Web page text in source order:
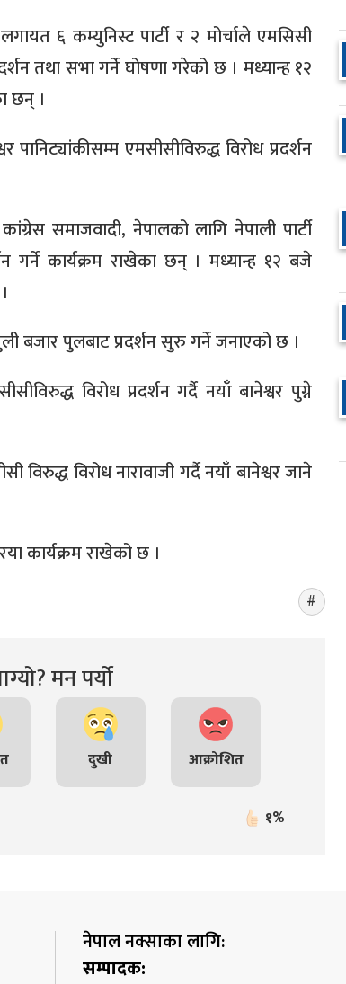
६ कम्युनिस्ट पार्टी र २ मोर्चाले एमसिसी
तथा सभा गर्ने घोषणा गरेको छ । मध्यान्ह १२
छन् ।
एमसीसीविरुद्ध विरोध प्रदर्शन
समाजवादी, नेपालको लागि नेपाली पार्टी
गर्ने कार्यक्रम राखेका छन् । मध्यान्ह १२ बजे
बजार पुलबाट प्रदर्शन सुरु गर्ने जनाएको छ ।
विरोध प्रदर्शन गर्दै नयाँ बानेश्वर पुग्ने
विरोध नारावाजी गर्दै नयाँ बानेश्वर जाने
कार्यक्रम राखेको छ ।
मन पर्यो
दुखी आक्रोशित
१%
नेपाल नक्साका लागि:
सम्पादक: